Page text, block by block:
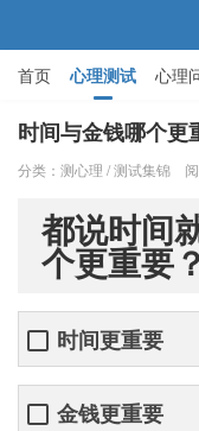
首页 心理测试 心理
时间与金钱哪个更
分类： 测心理 /测试集锦
都说时间
个更重要
时间更重要
金钱更重要